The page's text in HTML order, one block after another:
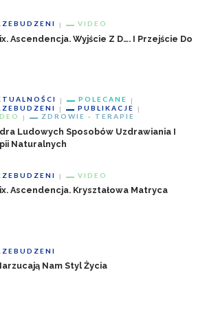
VIDEO
Ascendencja. Wyjście Z D…. I Przejście Do
POLECANE
PUBLIKACJE
ZDROWIE - TERAPIE
Ludowych Sposobów Uzdrawiania I
Naturalnych
VIDEO
Ascendencja. Kryształowa Matryca
Nam Styl Życia